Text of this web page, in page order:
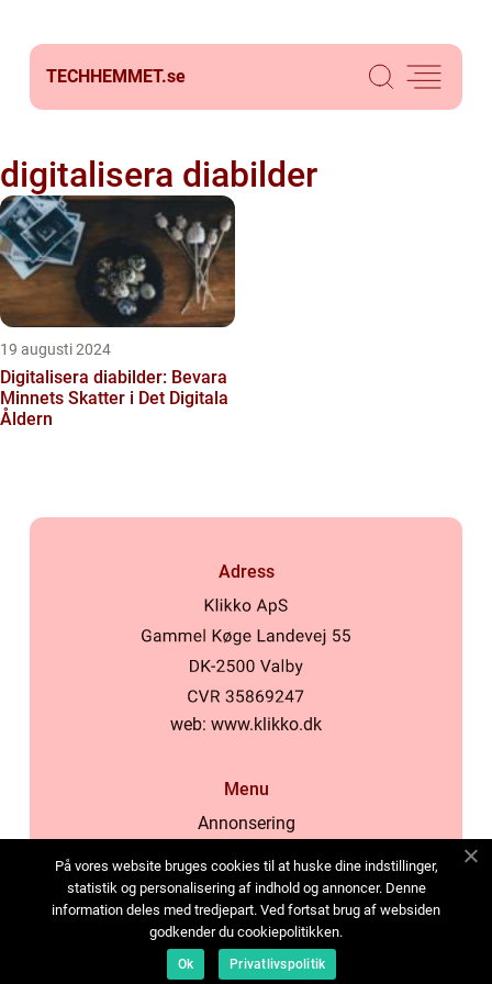
TECHHEMMET.se
digitalisera diabilder
19 augusti 2024
Digitalisera diabilder: Bevara
Minnets Skatter i Det Digitala
Åldern
Adress
web: www.klikko.dk
Menu
Annonsering
Cookies
Kontakta oss
Sitemap
På vores website bruges cookies til at huske dine indstillinger,
statistik og personalisering af indhold og annoncer. Denne
information deles med tredjepart. Ved fortsat brug af websiden
godkender du cookiepolitikken.
Ok Privatlivspolitik